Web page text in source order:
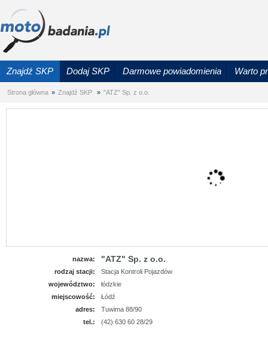
Znajdź SKP Dodaj SKP Darmowe powiadomienia Warto
Strona główna » Znajdź SKP » "ATZ" Sp. z o.o.
nazwa: "ATZ" Sp. z o.o.
rodzaj stacji:
Stacja Kontroli Pojazdów
województwo:
łódzkie
miejscowość:
Łódź
adres:
Tuwima 88/90
tel.:
(42) 630 60 28/29